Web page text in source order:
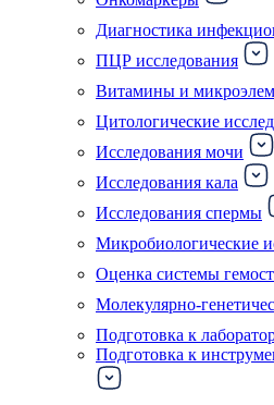
Диагностика
ПЦР исследования
Витамины и
Цитологические
Исследования мочи
Исследования кала
Исследования спермы
Микробиологические
Оценка системы
Молекулярно-
Подготовка к
Подготовка к